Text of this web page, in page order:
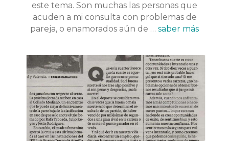
este tema. Son muchas las personas que
acuden a mi consulta con problemas de
pareja, o enamorados aún de … saber más